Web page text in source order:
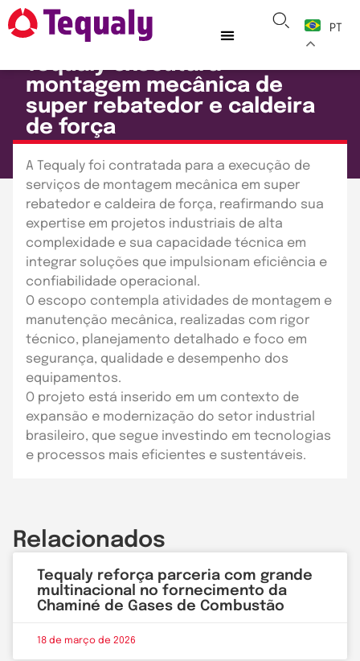
PT
Tequaly executará
montagem mecânica de
super rebatedor e caldeira
de força
Publicado em: 18 de março de 2026
A Tequaly foi contratada para a execução de
serviços de montagem mecânica em super
rebatedor e caldeira de força, reafirmando sua
expertise em projetos industriais de alta
complexidade e sua capacidade técnica em
integrar soluções que impulsionam eficiência e
confiabilidade operacional.
O escopo contempla atividades de montagem e
manutenção mecânica, realizadas com rigor
técnico, planejamento detalhado e foco em
segurança, qualidade e desempenho dos
equipamentos.
O projeto está inserido em um contexto de
expansão e modernização do setor industrial
brasileiro, que segue investindo em tecnologias
e processos mais eficientes e sustentáveis.
Relacionados
Tequaly reforça parceria com grande
multinacional no fornecimento da
Chaminé de Gases de Combustão
18 de março de 2026